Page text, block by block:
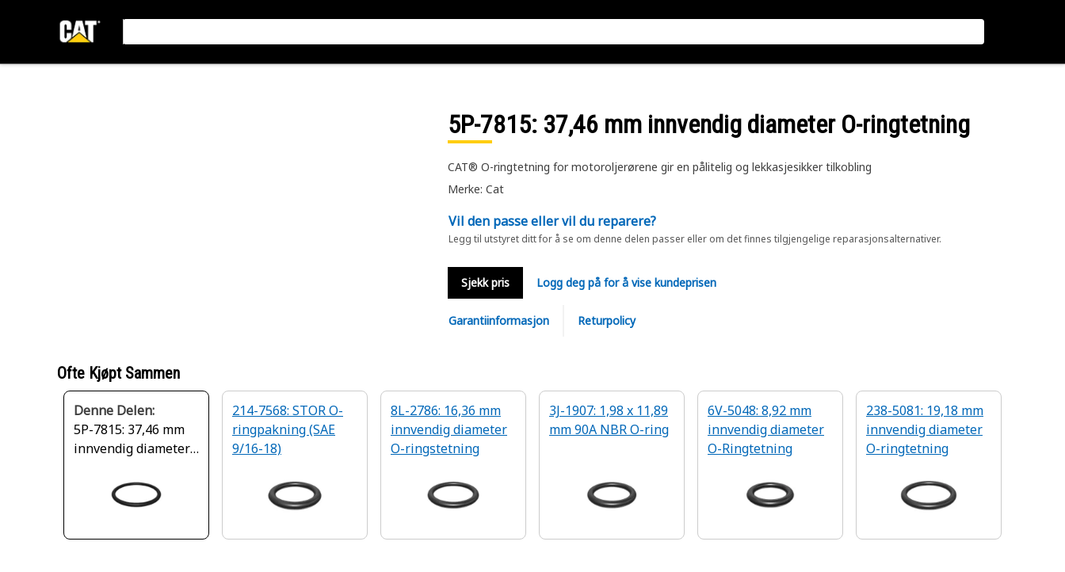
5P-7815: 37,46 mm innvendig diameter O-ringtetning
CAT® O-ringtetning for motoroljerørene gir en pålitelig og lekkasjesikker tilkobling
Merke: Cat
Vil den passe eller vil du reparere?
Legg til utstyret ditt for å se om denne delen passer eller om det finnes tilgjengelige reparasjonsalternativer.
Sjekk pris Logg deg på for å vise kundeprisen
Garantiinformasjon Returpolicy
Ofte Kjøpt Sammen
Denne Delen:
5P-7815: 37,46 mm
innvendig diameter
214-7568: STOR O-
ringpakning (SAE
9/16-18)
8L-2786: 16,36 mm
innvendig diameter
O-ringstetning
3J-1907: 1,98 x 11,89
mm 90A NBR O-ring
6V-5048: 8,92 mm
innvendig diameter
O-Ringtetning
238-5081: 19,18 mm
innvendig diameter
O-ringtetning